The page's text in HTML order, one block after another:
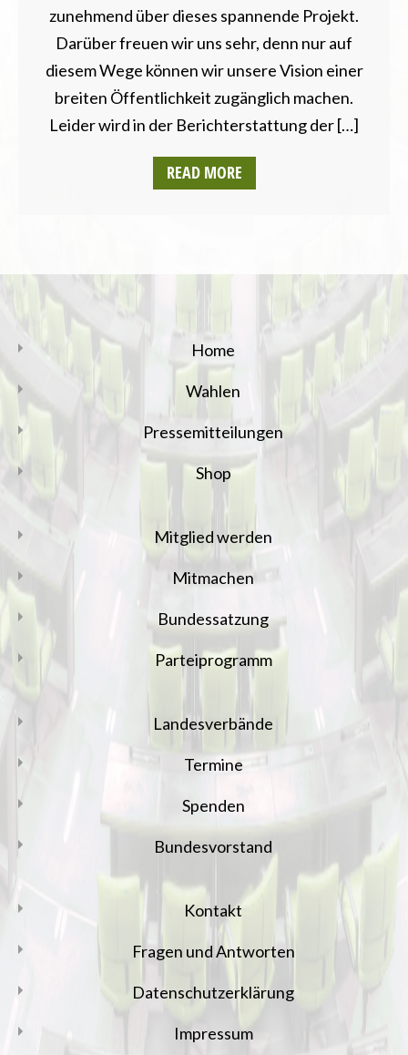
zunehmend über dieses spannende Projekt.
Darüber freuen wir uns sehr, denn nur auf
diesem Wege können wir unsere Vision einer
breiten Öffentlichkeit zugänglich machen.
Leider wird in der Berichterstattung der […]
READ MORE
Home
Wahlen
Pressemitteilungen
Shop
Mitglied werden
Mitmachen
Bundessatzung
Parteiprogramm
Landesverbände
Termine
Spenden
Bundesvorstand
Kontakt
Fragen und Antworten
Datenschutzerklärung
Impressum